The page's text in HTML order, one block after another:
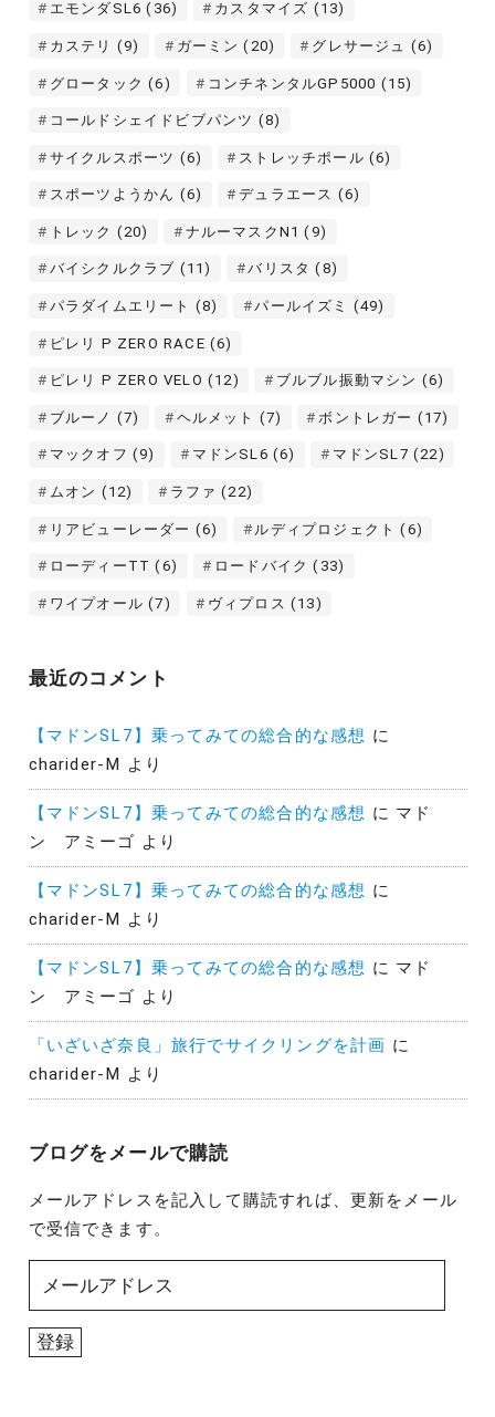
エモンダSL6 (36) カスタマイズ (13)
カステリ (9) ガーミン (20) グレサージュ (6)
グロータック (6) コンチネンタルGP5000 (15)
コールドシェイドビブパンツ (8)
サイクルスポーツ (6) ストレッチポール (6)
スポーツようかん (6) デュラエース (6)
トレック (20) ナルーマスクN1 (9)
バイシクルクラブ (11) バリスタ (8)
パラダイムエリート (8) パールイズミ (49)
ピレリ P ZERO RACE (6)
ピレリ P ZERO VELO (12) ブルブル振動マシン (6)
ブルーノ (7) ヘルメット (7) ボントレガー (17)
マックオフ (9) マドンSL6 (6) マドンSL7 (22)
ムオン (12) ラファ (22)
リアビューレーダー (6) ルディプロジェクト (6)
ローディーTT (6) ロードバイク (33)
ワイプオール (7) ヴィプロス (13)
最近のコメント
【マドンSL7】乗ってみての総合的な感想 に
charider-M より
【マドンSL7】乗ってみての総合的な感想 に マド
ン アミーゴ より
【マドンSL7】乗ってみての総合的な感想 に
charider-M より
【マドンSL7】乗ってみての総合的な感想 に マド
ン アミーゴ より
「いざいざ奈良」旅行でサイクリングを計画 に
charider-M より
ブログをメールで購読
メールアドレスを記入して購読すれば、更新をメール
で受信できます。
ル
ア
登録